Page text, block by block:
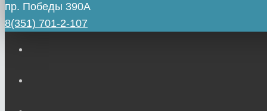
пр. Победы 390А
8(351) 701-2-107